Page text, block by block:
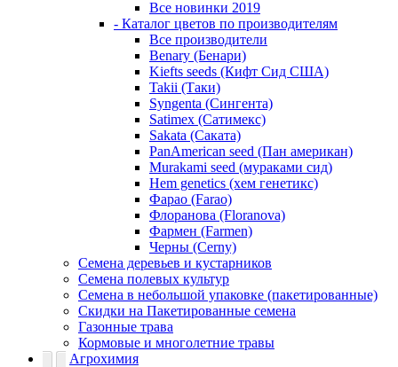
Все новинки 2019
- Каталог цветов по производителям
Все производители
Benary (Бенари)
Kiefts seeds (Кифт Сид США)
Takii (Таки)
Syngenta (Сингента)
Satimex (Сатимекс)
Sakata (Саката)
PanAmerican seed (Пан американ)
Murakami seed (мураками сид)
Hem genetics (хем генетикс)
Фарао (Farao)
Флоранова (Floranova)
Фармен (Farmen)
Черны (Cerny)
Семена деревьев и кустарников
Семена полевых культур
Семена в небольшой упаковке (пакетированные)
Скидки на Пакетированные семена
Газонные трава
Кормовые и многолетние травы
Агрохимия